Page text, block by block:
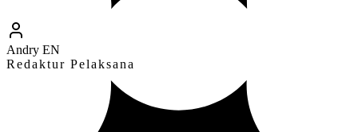
Andry EN
Redaktur Pelaksana